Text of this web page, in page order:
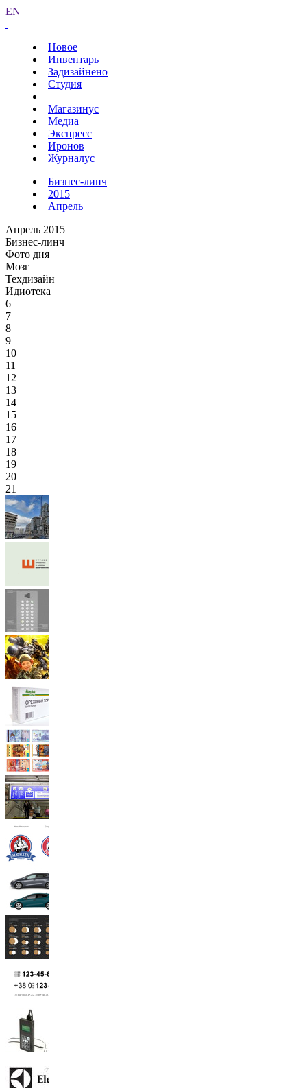
EN
Новое
Инвентарь
Задизайнено
Студия
Магазинус
Медиа
Экспресс
Иронов
Журналус
Бизнес-линч
2015
Апрель
Апрель 2015
Бизнес-линч
Фото дня
Мозг
Техдизайн
Идиотека
6
7
8
9
10
11
12
13
14
15
16
17
18
19
20
21